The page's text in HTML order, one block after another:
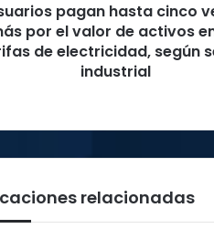
pagan hasta cinco
por el valor de activos
de electricidad, según
industrial
relacionadas